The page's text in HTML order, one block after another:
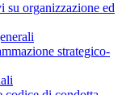
organizzazione ed
strategico-